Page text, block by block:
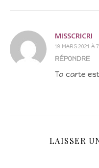
MISSCRICRI
19 MARS 2021 À
RÉPONDRE
Ta carte
LAISSER